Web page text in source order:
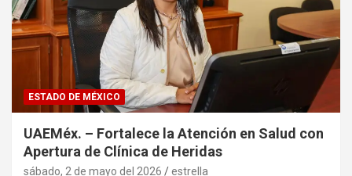
ESTADO DE MÉXICO
UAEMéx. – Fortalece la Atención en Salud con
Apertura de Clínica de Heridas
sábado, 2 de mayo del 2026 estrella